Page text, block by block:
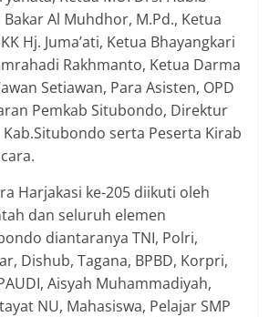
Al Muhdhor, M.Pd., Ketua
Hj. Juma’ati, Ketua Bhayangkari
Rakhmanto, Ketua Darma
Setiawan, Para Asisten, OPD
Pemkab Situbondo, Direktur
Kab.Situbondo serta Peserta Kirab
Harjakasi ke-205 diikuti oleh
dan seluruh elemen
diantaranya TNI, Polri,
Dishub, Tagana, BPBD, Korpri,
Aisyah Muhammadiyah,
NU, Mahasiswa, Pelajar SMP